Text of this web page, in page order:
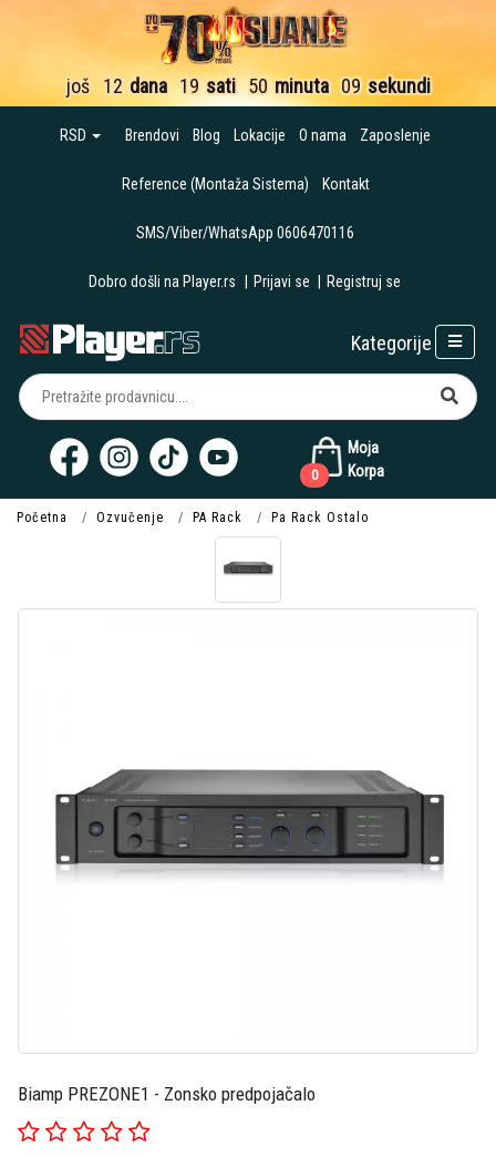
još 12 dana 19 sati 50 minuta 09 sekundi
RSD Brendovi Blog Lokacije O nama Zaposlenje
Reference (Montaža Sistema) Kontakt
SMS/Viber/WhatsApp 0606470116
Dobro došli na Player.rs Prijavi se Registruj se
Moja
Korpa
0
Kategorije
Početna Ozvučenje PA Rack Pa Rack Ostalo
Biamp PREZONE1 - Zonsko predpojačalo